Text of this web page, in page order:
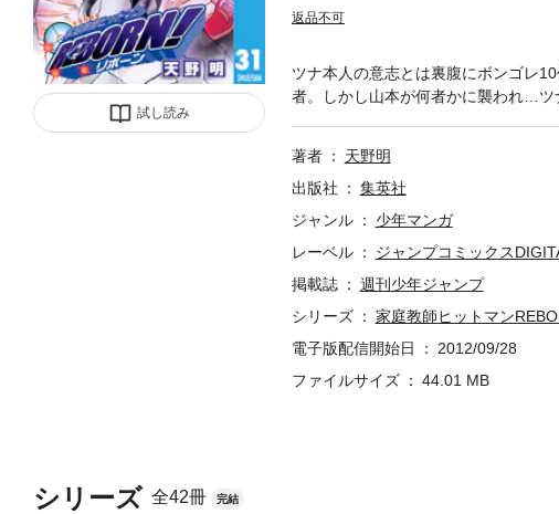
試し読み
返品不可
シリーズ 全42冊 完結
ツナ本人の意志とは裏腹にボンゴレ
者。しかし山本が何者かに襲われ…
著者
天野明
出版社
集英社
ジャンル
少年マンガ
レーベル
ジャンプコミックス
掲載誌
週刊少年ジャンプ
シリーズ
家庭教師ヒットマン
電子版配信開始日
2012/09/28
ファイルサイズ
44.01 MB